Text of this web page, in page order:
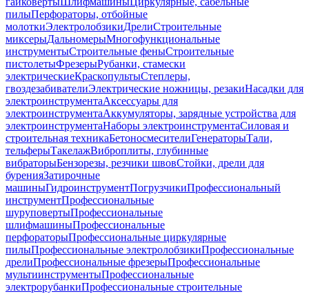
пилыПерфораторы, отбойные
молоткиЭлектролобзикиДрелиСтроительные
миксерыДальномерыМногофункциональные
инструментыСтроительные феныСтроительные
пистолетыФрезерыРубанки, стамески
электрическиеКраскопультыСтеплеры,
гвоздезабивателиЭлектрические ножницы, резакиНасадки для
электроинструментаАксессуары для
электроинструментаАккумуляторы, зарядные устройства для
электроинструментаНаборы электроинструментаСиловая и
строительная техникаБетоносмесителиГенераторыТали,
тельферыТакелажВиброплиты, глубинные
вибраторыБензорезы, резчики швовСтойки, дрели для
буренияЗатирочные
машиныГидроинструментПогрузчикиПрофессиональный
инструментПрофессиональные
шуруповертыПрофессиональные
шлифмашиныПрофессиональные
перфораторыПрофессиональные циркулярные
пилыПрофессиональные электролобзикиПрофессиональные
дрелиПрофессиональные фрезерыПрофессиональные
мультиинструментыПрофессиональные
электрорубанкиПрофессиональные строительные